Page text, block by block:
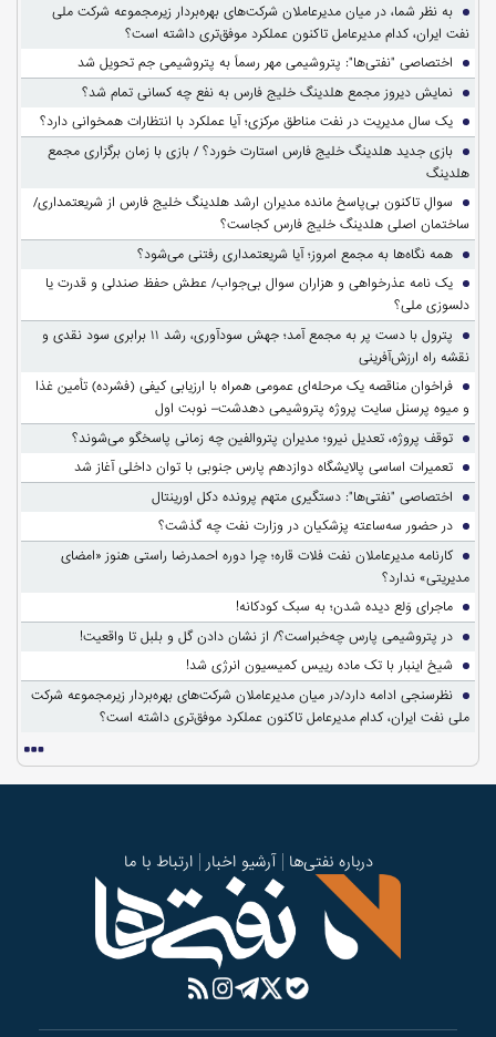
به نظر شما، در میان مدیرعاملان شرکت‌های بهره‌بردار زیرمجموعه شرکت ملی
نفت ایران، کدام مدیرعامل تاکنون عملکرد موفق‌تری داشته است؟
اختصاصی "نفتی‌ها": پتروشیمی مهر رسماً به پتروشیمی جم تحویل شد
نمایش دیروز مجمع هلدینگ خلیج فارس به نفع چه کسانی تمام شد؟
یک سال مدیریت در نفت مناطق مرکزی؛ آیا عملکرد با انتظارات همخوانی دارد؟
بازی جدید هلدینگ خلیج فارس استارت خورد؟ / بازی با زمان برگزاری مجمع
هلدینگ
سوالِ تاکنون بی‌پاسخ مانده مدیران ارشد هلدینگ خلیج فارس از شریعتمداری/
ساختمان اصلی هلدینگ خلیج فارس کجاست؟
همه نگاه‌ها به مجمع امروز؛ آیا شریعتمداری رفتنی می‌شود؟
یک نامه عذرخواهی و هزاران سوال بی‌جواب/ عطش حفظ صندلی و قدرت یا
دلسوزی ملی؟
پترول با دست پر به مجمع آمد؛ جهش سودآوری، رشد ۱۱ برابری سود نقدی و
نقشه راه ارزش‌آفرینی
فراخوان مناقصه یک مرحله‌ای عمومی همراه با ارزیابی کیفی (فشرده) تأمین غذا
و میوه پرسنل سایت پروژه پتروشیمی دهدشت– نوبت اول
توقف پروژه، تعدیل نیرو؛ مدیران پتروالفین چه زمانی پاسخگو می‌شوند؟
تعمیرات اساسی پالایشگاه دوازدهم پارس جنوبی با توان داخلی آغاز شد
اختصاصی "نفتی‌ها": دستگیری متهم پرونده دکل اورینتال
در حضور سه‌ساعته پزشکیان در وزارت نفت چه گذشت؟
کارنامه مدیرعاملان نفت فلات قاره؛ چرا دوره احمدرضا راستی هنوز «امضای
مدیریتی» ندارد؟
ماجرای وَلع دیده شدن؛ به سبک کودکانه!
در پتروشیمی پارس چه‌خبراست؟/ از نشان دادن گل و بلبل تا واقعیت!
شیخ اینبار با تک ماده رییس کمیسیون انرژی شد!
نظرسنجی ادامه دارد/در میان مدیرعاملان شرکت‌های بهره‌بردار زیرمجموعه شرکت
ملی نفت ایران، کدام مدیرعامل تاکنون عملکرد موفق‌تری داشته است؟
درباره نفتی‌ها آرشیو اخبار ارتباط با ما